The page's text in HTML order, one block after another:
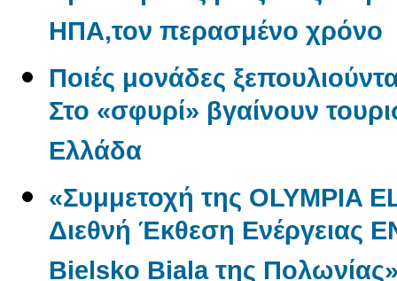
ΗΠΑ,τον περασμένο χρόνο
Ποιές μονάδες
Στο «σφυρί» βγαίνουν
Ελλάδα
«Συμμετοχή της OLYMPIA
Διεθνή Έκθεση Ενέργειας